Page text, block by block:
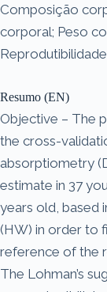
Composição
corporal; Peso
Resumo (EN)
Objective – The
the cross-
absorptiometry
estimate in 37
years old, based
(HW) in order to
reference of the
The Lohman’s